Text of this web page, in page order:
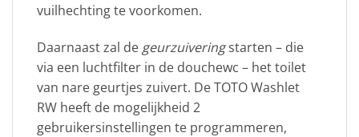
vuilhechting te voorkomen.
Daarnaast zal de geurzuiveringstarten – die
via een luchtfilter in de douchewc – het toilet
van nare geurtjes zuivert. De TOTO Washlet
RW heeft de mogelijkheid 2
gebruikersinstellingen te programmeren,